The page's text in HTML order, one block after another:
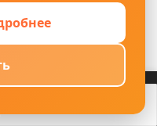
Max/TG
Корзина
0